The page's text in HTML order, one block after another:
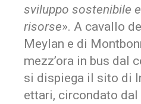
sviluppo sostenibile
risorse». A cavallo
Meylan e di
mezz’ora in bus dal
si dispiega il sito di
ettari, circondato dal